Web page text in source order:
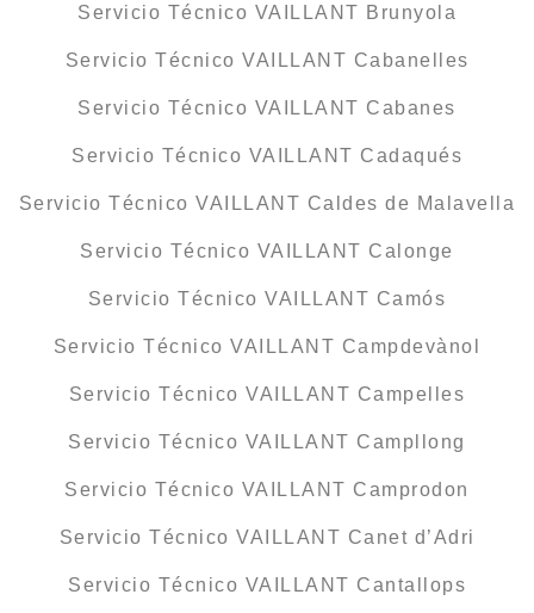
Servicio Técnico VAILLANT Brunyola
Servicio Técnico VAILLANT Cabanelles
Servicio Técnico VAILLANT Cabanes
Servicio Técnico VAILLANT Cadaqués
Servicio Técnico VAILLANT Caldes de Malavella
Servicio Técnico VAILLANT Calonge
Servicio Técnico VAILLANT Camós
Servicio Técnico VAILLANT Campdevànol
Servicio Técnico VAILLANT Campelles
Servicio Técnico VAILLANT Campllong
Servicio Técnico VAILLANT Camprodon
Servicio Técnico VAILLANT Canet d’Adri
Servicio Técnico VAILLANT Cantallops